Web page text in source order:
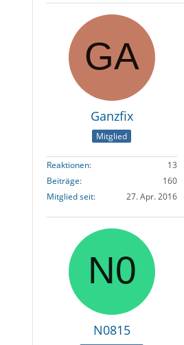
Ganzfix
Mitglied
Reaktionen
13
Beiträge
160
Mitglied seit
27. Apr. 2016
N0815